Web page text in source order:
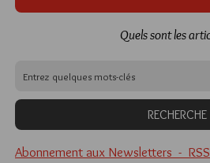
Quels sont les
Abonnement aux Newsletters - RSS